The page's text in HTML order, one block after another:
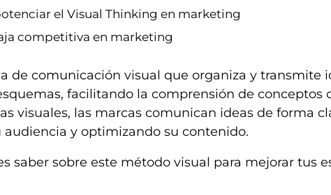
el Visual Thinking en marketing
competitiva en marketing
de comunicación visual que organiza y transmite
facilitando la comprensión de conceptos
visuales, las marcas comunican ideas de forma
y optimizando su contenido.
saber sobre este método visual para mejorar tus